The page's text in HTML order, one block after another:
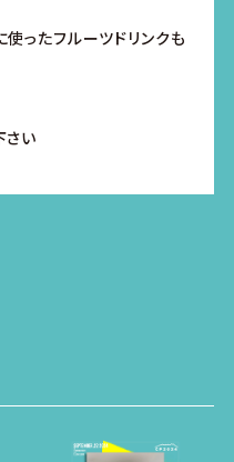
ったフルーツドリンクも
さい